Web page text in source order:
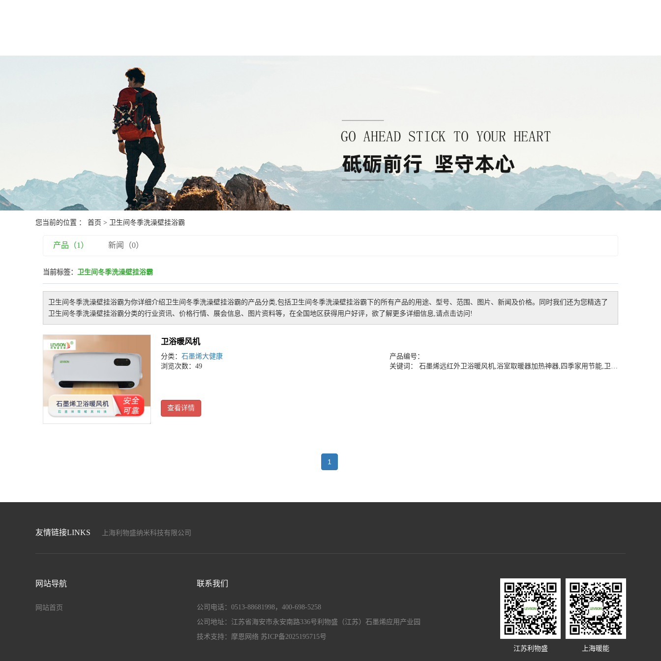
您当前的位置 ： 首页 > 卫生间冬季洗澡壁挂浴霸
产品（1） 新闻（0）
当前标签： 卫生间冬季洗澡壁挂浴霸
卫生间冬季洗澡壁挂浴霸为你详细介绍 卫生间冬季洗澡壁挂浴霸的产品分类,包括 卫生间冬季洗澡壁挂浴霸 下的所有产品的用途、型号、范围、图片、新闻及价格。同时我们还为您精选了
卫生间冬季洗澡壁挂浴霸分类的行业资讯、价格行情、展会信息、图片资料等，在全国地区获得用户好评，欲了解更多详细信息,请点击访问!
卫浴暖风机
分类： 石墨烯大健康
产品编号：
浏览次数：49
关键词： 石墨烯远红外卫浴暖风机,浴室取暖器加热神器,四季家用节能,卫生间冬季洗澡壁挂浴霸
查看详情
1
友情链接LINKS
上海利物盛纳米科技有限公司
江苏和自兴智能设备制造有限公司
网站导航
网站首页
联系我们
公司电话：0513-88681998，400-698-5258
公司地址：江苏省海安市永安南路336号利物盛（江苏）石墨烯应用产业园
技术支持： 摩恩网络 苏ICP备2025195715号
江苏利物盛
上海暖能